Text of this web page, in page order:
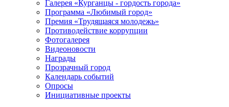
Галерея «Курганцы - гордость города»
Программа «Любимый город»
Премия «Трудящаяся молодежь»
Противодействие коррупции
Фотогалерея
Видеоновости
Награды
Прозрачный город
Календарь событий
Опросы
Инициативные проекты